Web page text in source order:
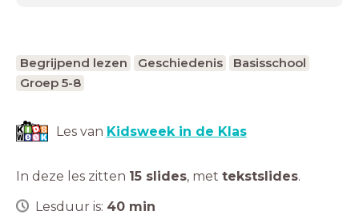
Begrijpend lezen Geschiedenis
Basisschool
Groep 5-8
Les van Kidsweek in de Klas
In deze les zitten 15 slides, met tekstslides.
Lesduur is: 40 min